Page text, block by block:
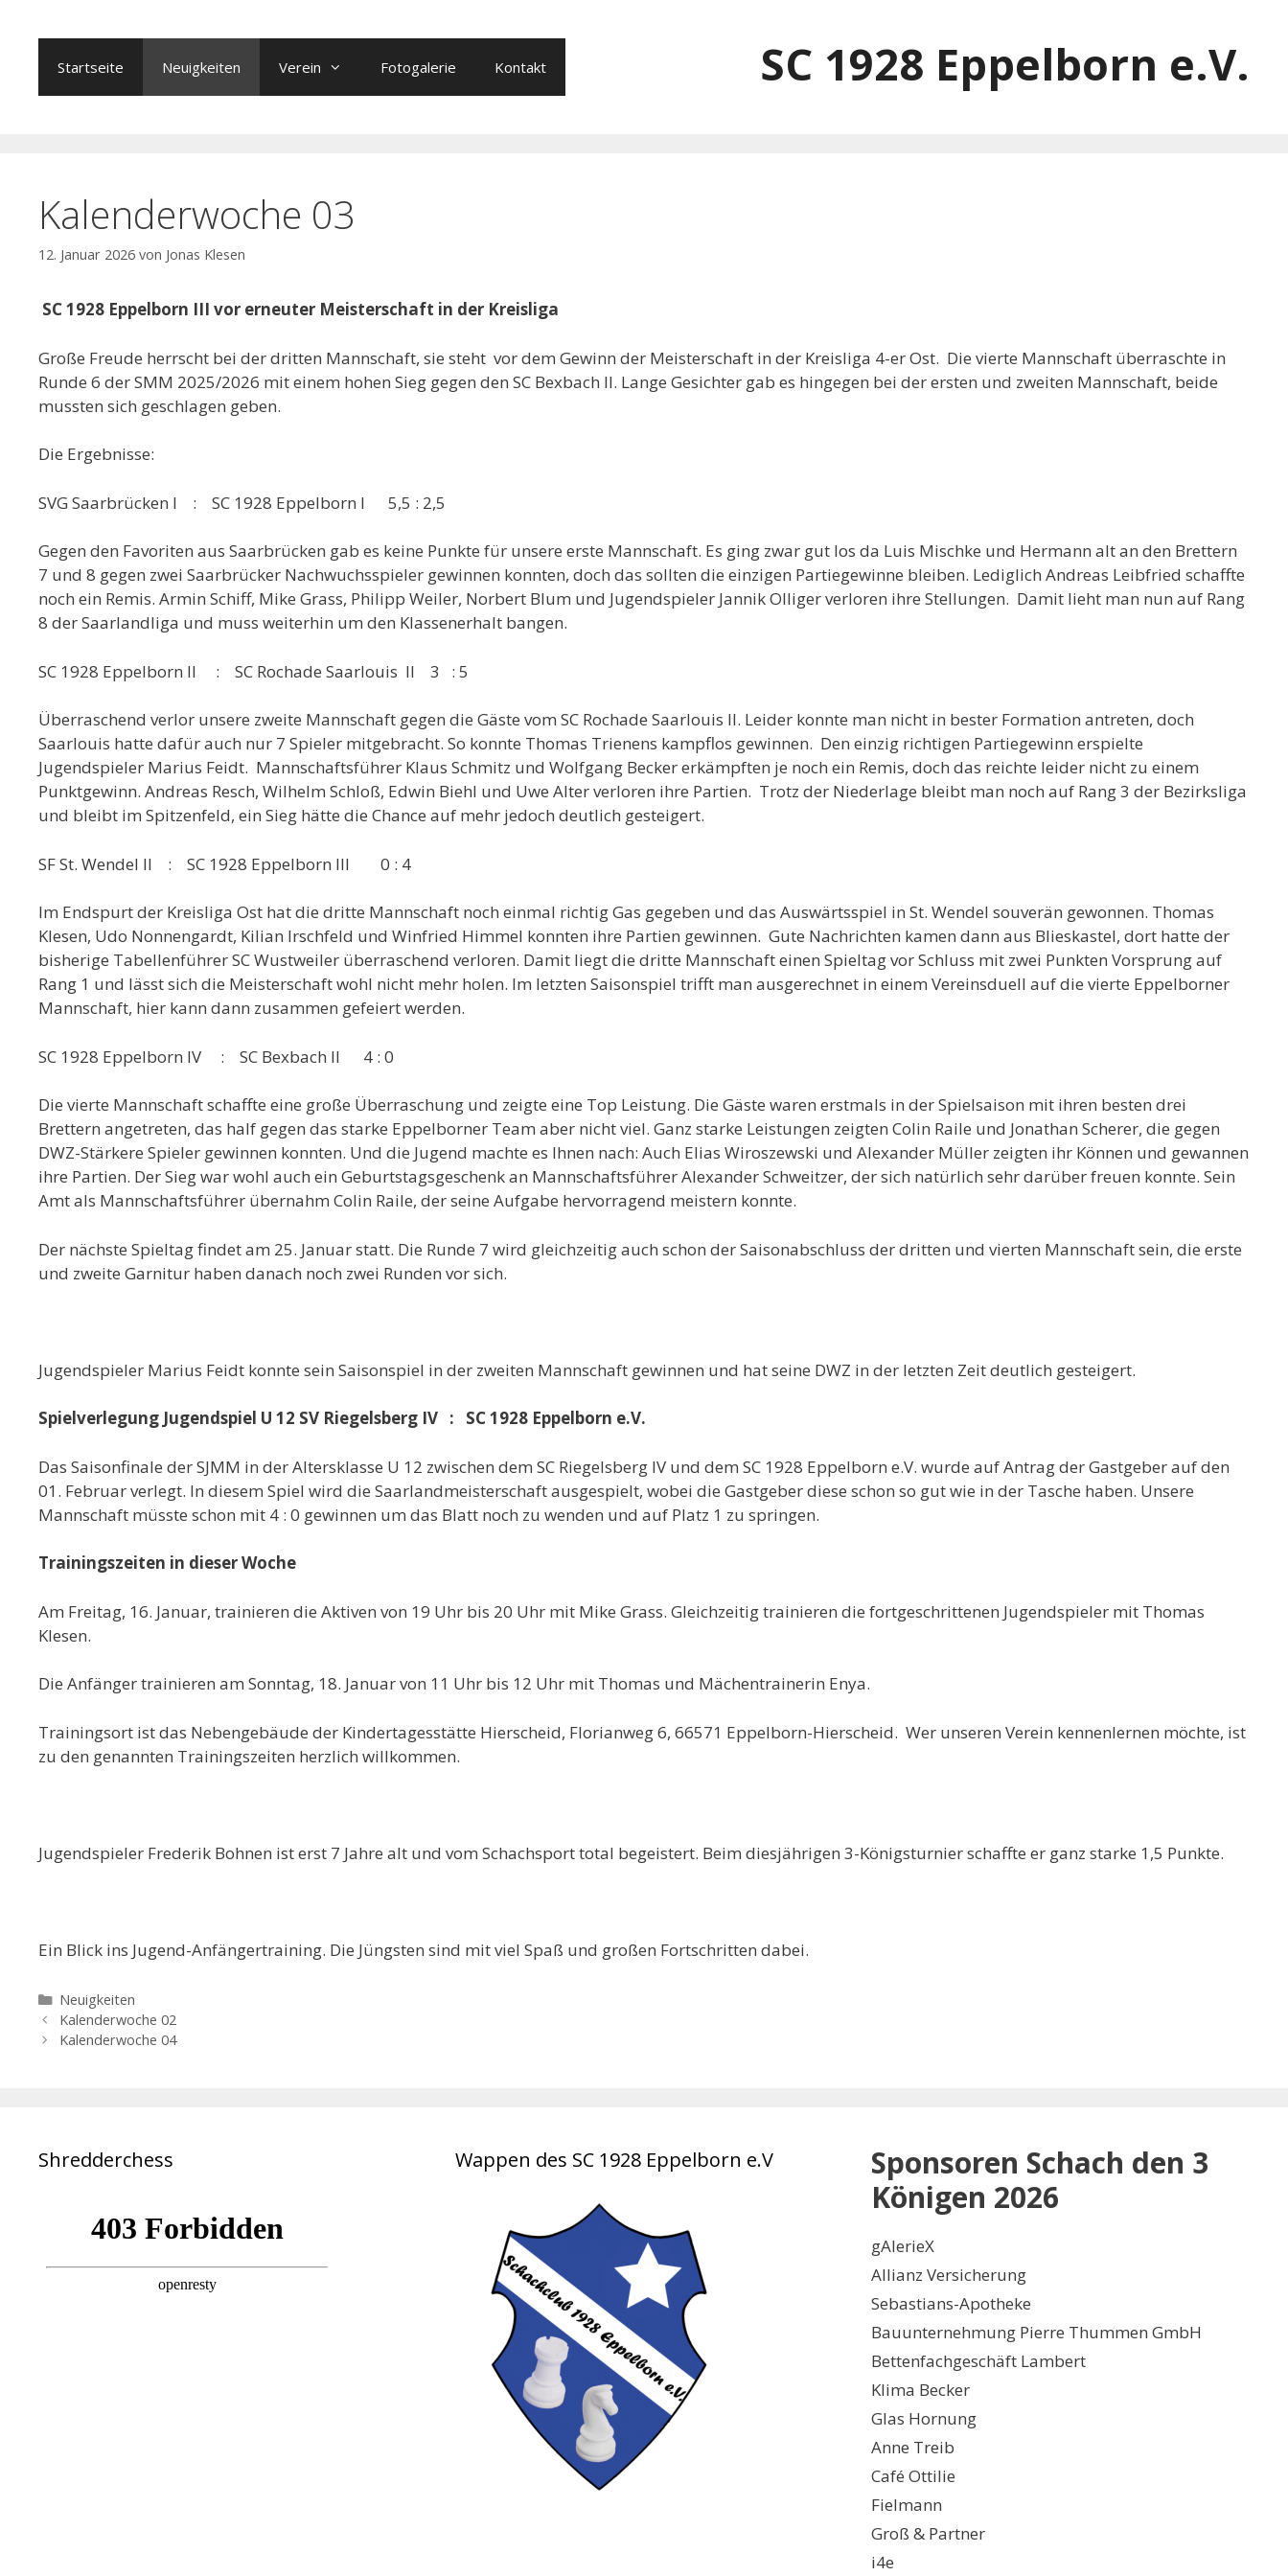
Inhalt
springen
SC 1928 Eppelborn e.V.
Startseite Neuigkeiten Verein Fotogalerie Kontakt
Kalenderwoche 03
12. Januar 2026 von Jonas Klesen
SC 1928 Eppelborn III vor erneuter Meisterschaft in der Kreisliga
Große Freude herrscht bei der dritten Mannschaft, sie steht vor dem Gewinn der Meisterschaft in der Kreisliga 4-er Ost. Die vierte Mannschaft überraschte in
Runde 6 der SMM 2025/2026 mit einem hohen Sieg gegen den SC Bexbach II. Lange Gesichter gab es hingegen bei der ersten und zweiten Mannschaft, beide
mussten sich geschlagen geben.
Die Ergebnisse:
SVG Saarbrücken I : SC 1928 Eppelborn I 5,5 : 2,5
Gegen den Favoriten aus Saarbrücken gab es keine Punkte für unsere erste Mannschaft. Es ging zwar gut los da Luis Mischke und Hermann alt an den Brettern
7 und 8 gegen zwei Saarbrücker Nachwuchsspieler gewinnen konnten, doch das sollten die einzigen Partiegewinne bleiben. Lediglich Andreas Leibfried schaffte
noch ein Remis. Armin Schiff, Mike Grass, Philipp Weiler, Norbert Blum und Jugendspieler Jannik Olliger verloren ihre Stellungen. Damit lieht man nun auf Rang
8 der Saarlandliga und muss weiterhin um den Klassenerhalt bangen.
SC 1928 Eppelborn II : SC Rochade Saarlouis II 3 : 5
Überraschend verlor unsere zweite Mannschaft gegen die Gäste vom SC Rochade Saarlouis II. Leider konnte man nicht in bester Formation antreten, doch
Saarlouis hatte dafür auch nur 7 Spieler mitgebracht. So konnte Thomas Trienens kampflos gewinnen. Den einzig richtigen Partiegewinn erspielte
Jugendspieler Marius Feidt. Mannschaftsführer Klaus Schmitz und Wolfgang Becker erkämpften je noch ein Remis, doch das reichte leider nicht zu einem
Punktgewinn. Andreas Resch, Wilhelm Schloß, Edwin Biehl und Uwe Alter verloren ihre Partien. Trotz der Niederlage bleibt man noch auf Rang 3 der Bezirksliga
und bleibt im Spitzenfeld, ein Sieg hätte die Chance auf mehr jedoch deutlich gesteigert.
SF St. Wendel II : SC 1928 Eppelborn III 0 : 4
Im Endspurt der Kreisliga Ost hat die dritte Mannschaft noch einmal richtig Gas gegeben und das Auswärtsspiel in St. Wendel souverän gewonnen. Thomas
Klesen, Udo Nonnengardt, Kilian Irschfeld und Winfried Himmel konnten ihre Partien gewinnen. Gute Nachrichten kamen dann aus Blieskastel, dort hatte der
bisherige Tabellenführer SC Wustweiler überraschend verloren. Damit liegt die dritte Mannschaft einen Spieltag vor Schluss mit zwei Punkten Vorsprung auf
Rang 1 und lässt sich die Meisterschaft wohl nicht mehr holen. Im letzten Saisonspiel trifft man ausgerechnet in einem Vereinsduell auf die vierte Eppelborner
Mannschaft, hier kann dann zusammen gefeiert werden.
SC 1928 Eppelborn IV : SC Bexbach II 4 : 0
Die vierte Mannschaft schaffte eine große Überraschung und zeigte eine Top Leistung. Die Gäste waren erstmals in der Spielsaison mit ihren besten drei
Brettern angetreten, das half gegen das starke Eppelborner Team aber nicht viel. Ganz starke Leistungen zeigten Colin Raile und Jonathan Scherer, die gegen
DWZ-Stärkere Spieler gewinnen konnten. Und die Jugend machte es Ihnen nach: Auch Elias Wiroszewski und Alexander Müller zeigten ihr Können und gewannen
ihre Partien. Der Sieg war wohl auch ein Geburtstagsgeschenk an Mannschaftsführer Alexander Schweitzer, der sich natürlich sehr darüber freuen konnte. Sein
Amt als Mannschaftsführer übernahm Colin Raile, der seine Aufgabe hervorragend meistern konnte.
Der nächste Spieltag findet am 25. Januar statt. Die Runde 7 wird gleichzeitig auch schon der Saisonabschluss der dritten und vierten Mannschaft sein, die erste
und zweite Garnitur haben danach noch zwei Runden vor sich.
Jugendspieler Marius Feidt konnte sein Saisonspiel in der zweiten Mannschaft gewinnen und hat seine DWZ in der letzten Zeit deutlich gesteigert.
Spielverlegung Jugendspiel U 12 SV Riegelsberg IV : SC 1928 Eppelborn e.V.
Das Saisonfinale der SJMM in der Altersklasse U 12 zwischen dem SC Riegelsberg IV und dem SC 1928 Eppelborn e.V. wurde auf Antrag der Gastgeber auf den
01. Februar verlegt. In diesem Spiel wird die Saarlandmeisterschaft ausgespielt, wobei die Gastgeber diese schon so gut wie in der Tasche haben. Unsere
Mannschaft müsste schon mit 4 : 0 gewinnen um das Blatt noch zu wenden und auf Platz 1 zu springen.
Trainingszeiten in dieser Woche
Am Freitag, 16. Januar, trainieren die Aktiven von 19 Uhr bis 20 Uhr mit Mike Grass. Gleichzeitig trainieren die fortgeschrittenen Jugendspieler mit Thomas
Klesen.
Die Anfänger trainieren am Sonntag, 18. Januar von 11 Uhr bis 12 Uhr mit Thomas und Mächentrainerin Enya.
Trainingsort ist das Nebengebäude der Kindertagesstätte Hierscheid, Florianweg 6, 66571 Eppelborn-Hierscheid. Wer unseren Verein kennenlernen möchte, ist
zu den genannten Trainingszeiten herzlich willkommen.
Jugendspieler Frederik Bohnen ist erst 7 Jahre alt und vom Schachsport total begeistert. Beim diesjährigen 3-Königsturnier schaffte er ganz starke 1,5 Punkte.
Ein Blick ins Jugend-Anfängertraining. Die Jüngsten sind mit viel Spaß und großen Fortschritten dabei.
Kategorien
Neuigkeiten
Kalenderwoche 02
Kalenderwoche 04
Shredderchess Wappen des SC 1928 Eppelborn e.V
Sponsoren Schach den 3
Königen 2026
gAlerieX
Allianz Versicherung
Sebastians-Apotheke
Bauunternehmung Pierre Thummen GmbH
Bettenfachgeschäft Lambert
Klima Becker
Glas Hornung
Anne Treib
Café Ottilie
Fielmann
Groß & Partner
i4e